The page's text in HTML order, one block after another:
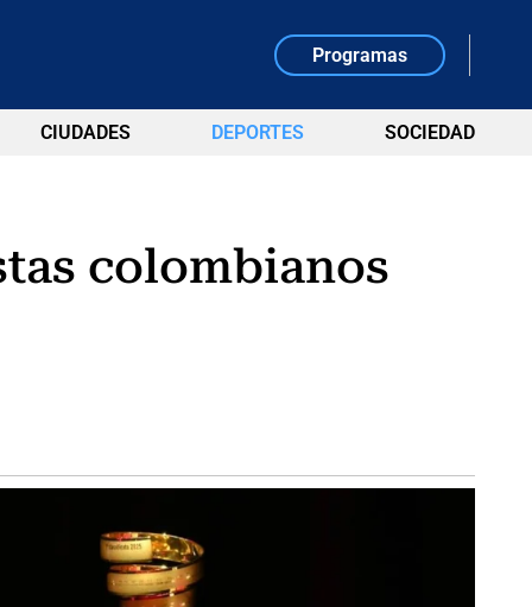
Programas
CIUDADES DEPORTES SOCIEDAD
colombianos